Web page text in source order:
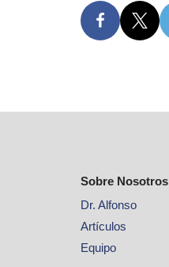
Sobre Nosotros
Dr. Alfonso
Artículos
Equipo